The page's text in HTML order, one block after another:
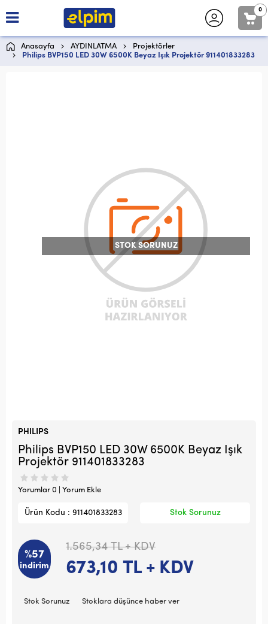
0
Anasayfa AYDINLATMA
Projektörler
Philips BVP150 LED 30W 6500K Beyaz Işık Projektör 911401833283
STOK SORUNUZ
PHILIPS
Philips BVP150 LED 30W 6500K Beyaz Işık
Projektör 911401833283
Yorumlar 0 | Yorum Ekle
Ürün Kodu : 911401833283 Stok Sorunuz
%57
indirim
1.565,34TL + KDV
673,10 TL + KDV
Stok Sorunuz Stoklara düşünce haber ver